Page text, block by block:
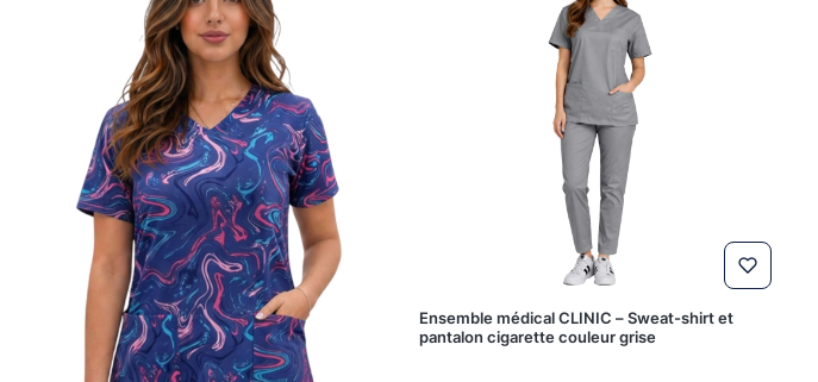
Ensemble médical CLINIC – Sweat-shirt et
pantalon cigarette couleur grise